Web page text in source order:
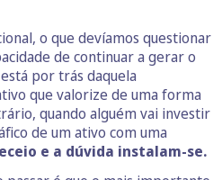
o que devíamos questionar
de continuar a gerar o
por trás daquela
que valorize de uma forma
quando alguém vai investir
de um ativo com uma
e a dúvida instalam-se.